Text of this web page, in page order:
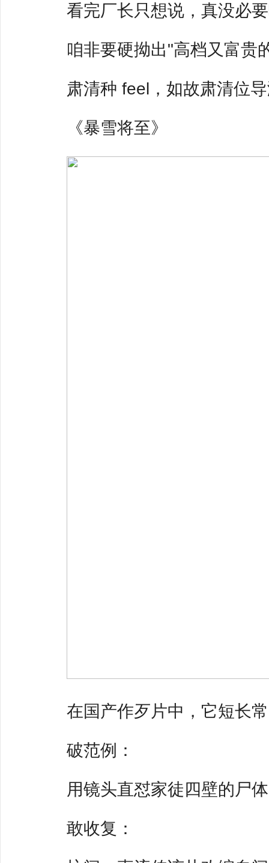
看完厂长只想说，真没必
咱非要硬拗出"高档又富贵
肃清种 feel，如故肃清位
《暴雪将至》
在国产作歹片中，它短长
破范例：
用镜头直怼家徒四壁的尸
敢收复：